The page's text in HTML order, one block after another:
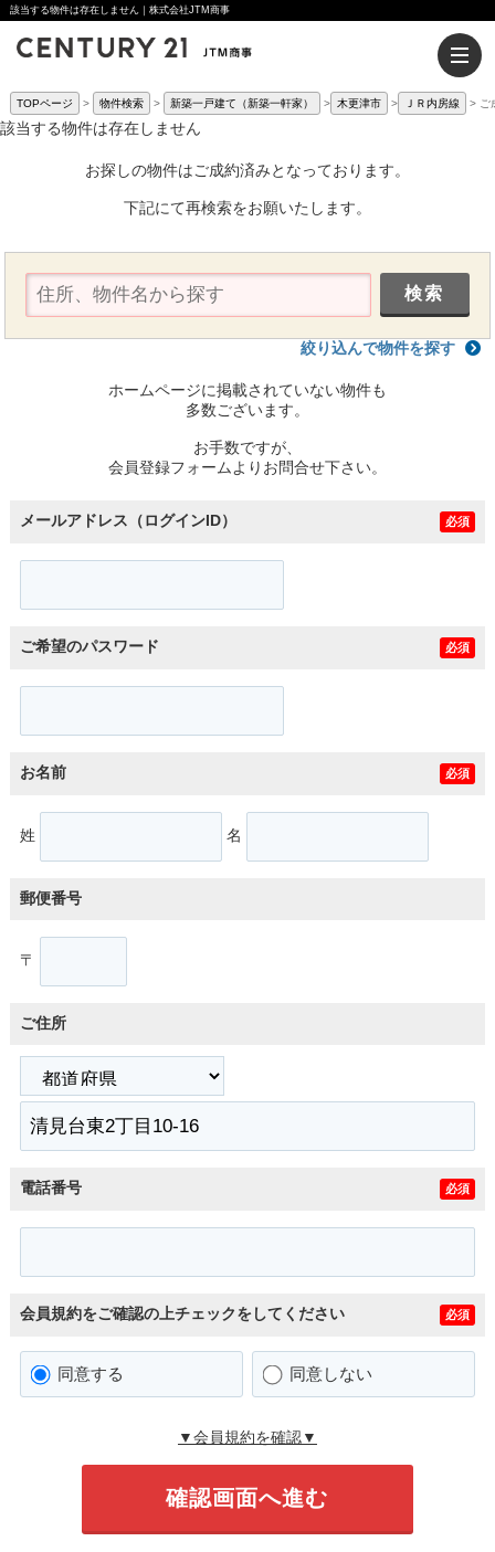
該当する物件は存在しません｜株式会社JTM商事
TOPページ 物件検索 新築一戸建て（新築一軒家） 木更津市 ＪＲ内房線 ご
該当する物件は存在しません
お探しの物件はご成約済みとなっております。
下記にて再検索をお願いたします。
絞り込んで物件を探す
ホームページに掲載されていない物件も
多数ございます。
お手数ですが、
会員登録フォームよりお問合せ下さい。
メールアドレス（ログインID） 必須
ご希望のパスワード 必須
お名前 必須
姓 名
郵便番号
〒
ご住所
電話番号 必須
会員規約をご確認の上チェックをしてください 必須
同意する 同意しない
▼会員規約を確認▼